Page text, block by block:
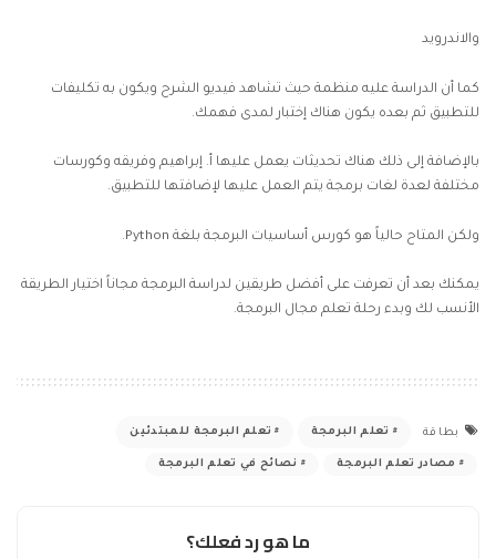
والاندرويد
كما أن الدراسة عليه منظمة حيث تشاهد فيديو الشرح ويكون به تكليفات
للتطبيق ثم بعده يكون هناك إختبار لمدى فهمك.
بالإضافة إلى ذلك هناك تحديثات يعمل عليها أ. إبراهيم وفريقه وكورسات
مختلفة لعدة لغات برمجة يتم العمل عليها لإضافتها للتطبيق.
ولكن المتاح حالياً هو كورس أساسيات البرمجة بلغة Python.
يمكنك بعد أن تعرفت على أفضل طريقين لدراسة البرمجة مجاناً اختيار الطريقة
الأنسب لك وبدء رحلة تعلم مجال البرمجة.
بطاقة تعلم البرمجة تعلم البرمجة للمبتدئين
مصادر تعلم البرمجة نصائح في تعلم البرمجة
ما هو رد فعلك؟